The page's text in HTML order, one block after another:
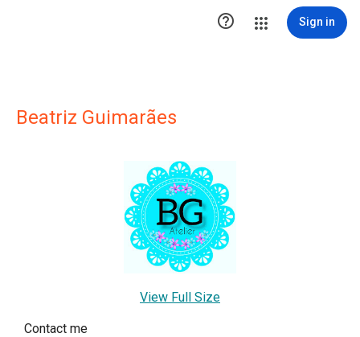
 Sign in
Beatriz Guimarães
View Full Size
Contact me